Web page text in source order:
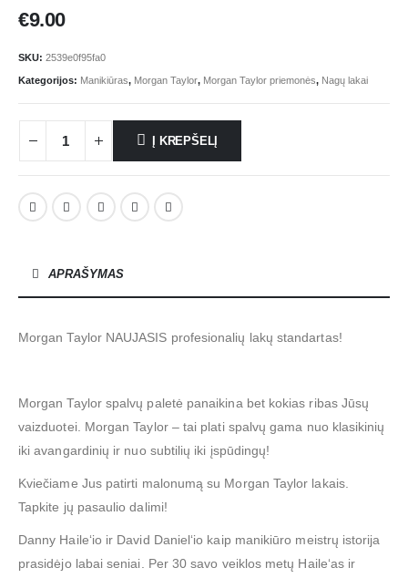
€9.00
SKU: 2539e0f95fa0
Kategorijos: Manikiūras, Morgan Taylor, Morgan Taylor priemonės, Nagų lakai
Į KREPŠELĮ
APRAŠYMAS
Morgan Taylor NAUJASIS profesionalių lakų standartas!
Morgan Taylor spalvų paletė panaikina bet kokias ribas Jūsų
vaizduotei. Morgan Taylor – tai plati spalvų gama nuo klasikinių
iki avangardinių ir nuo subtilių iki įspūdingų!
Kviečiame Jus patirti malonumą su Morgan Taylor lakais.
Tapkite jų pasaulio dalimi!
Danny Haile‘io ir David Daniel‘io kaip manikiūro meistrų istorija
prasidėjo labai seniai. Per 30 savo veiklos metų Haile‘as ir